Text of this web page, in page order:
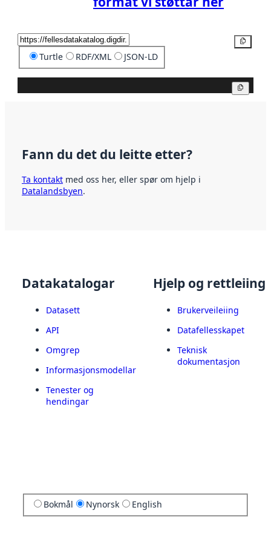
Turtle RDF/XML JSON-LD
Fann du det du leitte etter?
Ta kontakt med oss her, eller spør om hjelp i
Datalandsbyen.
Datakatalogar
Datasett
API
Omgrep
Informasjonsmodellar
Tenester og
hendingar
Hjelp og rettleiing
Brukerveileiing
Datafellesskapet
Teknisk
dokumentasjon
Bokmål Nynorsk English